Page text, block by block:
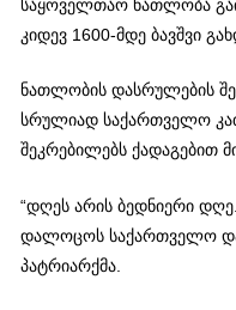
საყოველთაო ნათლობა
კიდევ 1600-მდე ბავშვი
ნათლობის დასრულების
სრულიად საქართველო
შეკრებილებს
“დღეს არის ბედნიერი
დალოცოს საქართველო
პატრიარქმა.